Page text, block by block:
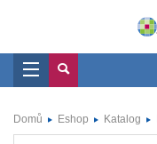
Domů Eshop Katalog